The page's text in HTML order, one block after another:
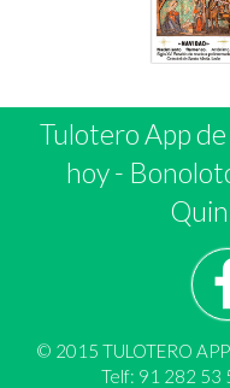
Tulotero App
hoy-
© 2015 TULOTERO
Telf: 91 282 53